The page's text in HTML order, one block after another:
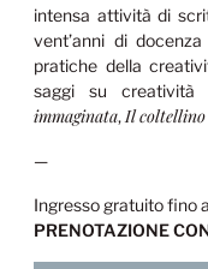
intensa attività di
vent’anni di
pratiche della
saggi su creatività
immaginata,Il coltellino
—
Ingresso gratuito fino
PRENOTAZIONE